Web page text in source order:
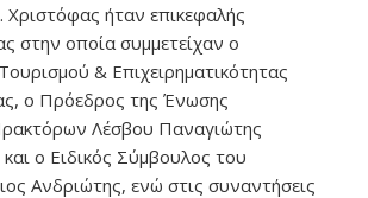
Χριστόφας ήταν επικεφαλής
στην οποία συμμετείχαν ο
& Επιχειρηματικότητας
ο Πρόεδρος της Ένωσης
Λέσβου Παναγιώτης
ο Ειδικός Σύμβουλος του
Ανδριώτης, ενώ στις συναντήσεις